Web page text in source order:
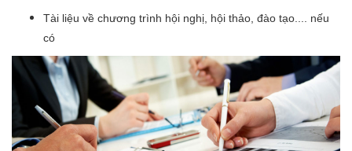
Tài liệu về chương trình hội nghị, hội thảo, đào tạo.... nếu
có